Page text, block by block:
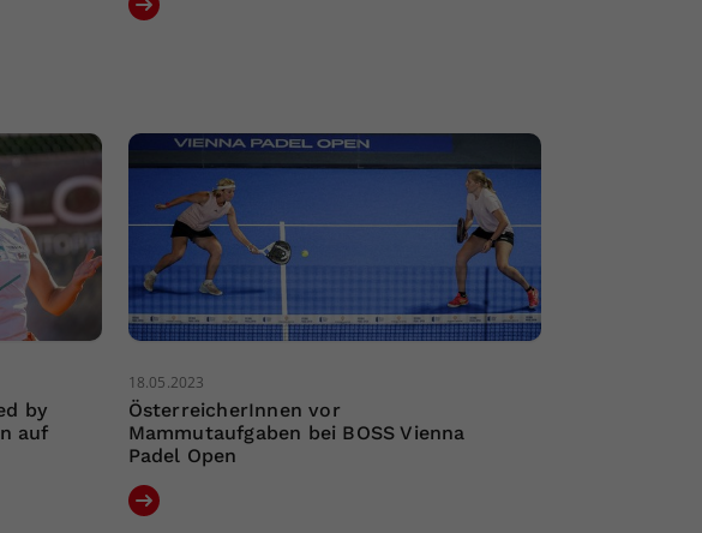
by
auf
18.05.2023
ÖsterreicherInnen vor
Mammutaufgaben bei BOSS Vienna
Padel Open